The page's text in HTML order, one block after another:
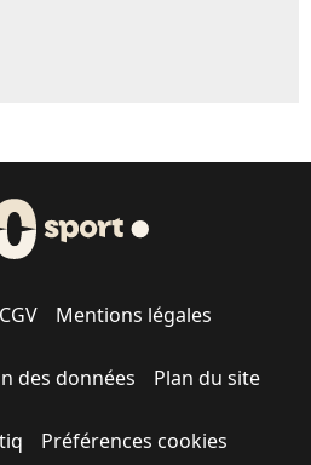
CGV Mentions légales
des données Plan du site
Préférences cookies